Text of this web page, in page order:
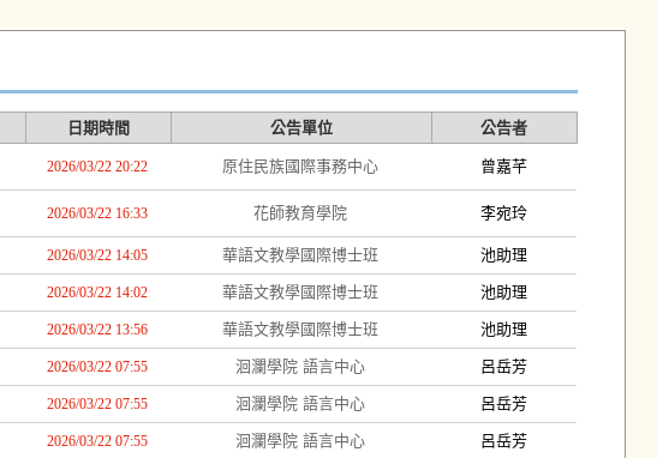
日期時間 公告單位 公告者
2026/03/22 20:22 原住民族國際事務中心 曾嘉芊
2026/03/22 16:33 花師教育學院 李宛玲
2026/03/22 14:05 華語文教學國際博士班 池助理
2026/03/22 14:02 華語文教學國際博士班 池助理
2026/03/22 13:56 華語文教學國際博士班 池助理
2026/03/22 07:55 洄瀾學院 語言中心 呂岳芳
2026/03/22 07:55 洄瀾學院 語言中心 呂岳芳
2026/03/22 07:55 洄瀾學院 語言中心 呂岳芳